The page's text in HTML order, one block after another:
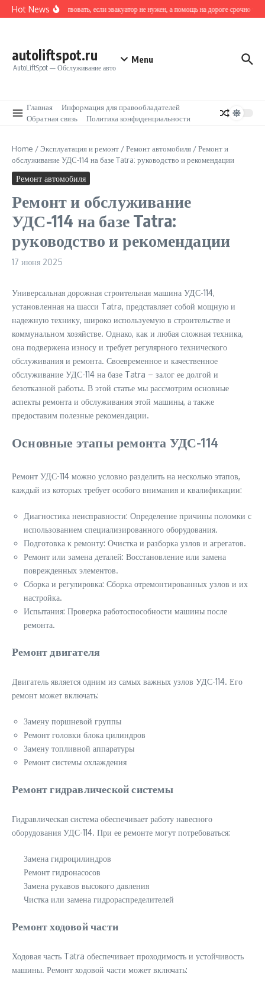
Перейти к содержанию
Hot NewsКак действовать, если эвакуатор не нужен, а помощь на дороге срочно
autoliftspot.ru
AutoLiftSpot — Обслуживание авто
Menu
Главная
Информация для правообладателей
Обратная связь
Политика конфиденциальности
Home /Эксплуатация и ремонт /Ремонт автомобиля /Ремонт и
обслуживание УДС-114 на базе Tatra: руководство и рекомендации
Ремонт автомобиля
Ремонт и обслуживание
УДС-114 на базе Tatra:
руководство и рекомендации
17 июня 2025
Универсальная дорожная строительная машина УДС-114,
установленная на шасси Tatra, представляет собой мощную и
надежную технику, широко используемую в строительстве и
коммунальном хозяйстве. Однако, как и любая сложная техника,
она подвержена износу и требует регулярного технического
обслуживания и ремонта. Своевременное и качественное
обслуживание УДС-114 на базе Tatra – залог ее долгой и
безотказной работы. В этой статье мы рассмотрим основные
аспекты ремонта и обслуживания этой машины, а также
предоставим полезные рекомендации.
Основные этапы ремонта УДС-114
Ремонт УДС-114 можно условно разделить на несколько этапов,
каждый из которых требует особого внимания и квалификации:
Диагностика неисправности: Определение причины поломки с
использованием специализированного оборудования.
Подготовка к ремонту: Очистка и разборка узлов и агрегатов.
Ремонт или замена деталей: Восстановление или замена
поврежденных элементов.
Сборка и регулировка: Сборка отремонтированных узлов и их
настройка.
Испытания: Проверка работоспособности машины после
ремонта.
Ремонт двигателя
Двигатель является одним из самых важных узлов УДС-114. Его
ремонт может включать:
Замену поршневой группы
Ремонт головки блока цилиндров
Замену топливной аппаратуры
Ремонт системы охлаждения
Ремонт гидравлической системы
Гидравлическая система обеспечивает работу навесного
оборудования УДС-114. При ее ремонте могут потребоваться:
Замена гидроцилиндров
Ремонт гидронасосов
Замена рукавов высокого давления
Чистка или замена гидрораспределителей
Ремонт ходовой части
Ходовая часть Tatra обеспечивает проходимость и устойчивость
машины. Ремонт ходовой части может включать: